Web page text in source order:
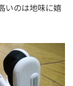
いのは地味に嬉